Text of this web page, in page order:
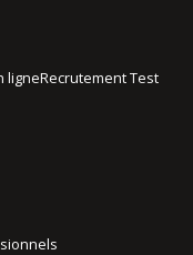
ligneRecrutement Test